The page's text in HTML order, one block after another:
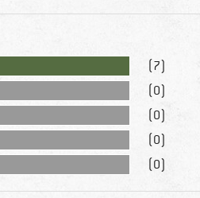
(7)
(0)
(0)
(0)
(0)